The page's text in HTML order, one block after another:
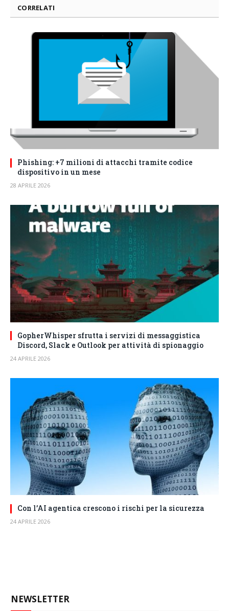
CORRELATI
Phishing: +7 milioni di attacchi tramite codice
dispositivo in un mese
28 APRILE 2026
GopherWhisper sfrutta i servizi di messaggistica
Discord, Slack e Outlook per attività di spionaggio
24 APRILE 2026
Con l’AI agentica crescono i rischi per la sicurezza
24 APRILE 2026
NEWSLETTER